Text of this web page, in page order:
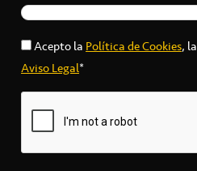
Acepto laPolítica de Cookies, la
Aviso Legal*